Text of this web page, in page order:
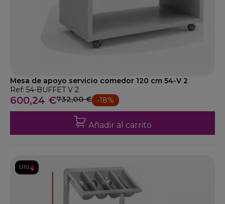
Mesa de apoyo servicio comedor 120 cm 54-V 2
Ref: 54-BUFFET V 2
600,24 €732,00 € -18%
Añadir al carrito
DTO.